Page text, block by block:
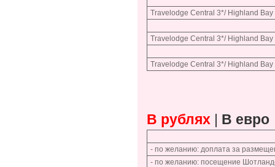
Travelodge Central 3*/ Highland
Travelodge Central 3*/ Highland
Travelodge Central 3*/ Highland
В рублях В евро
- по желанию: доплата за
- по желанию: посещение